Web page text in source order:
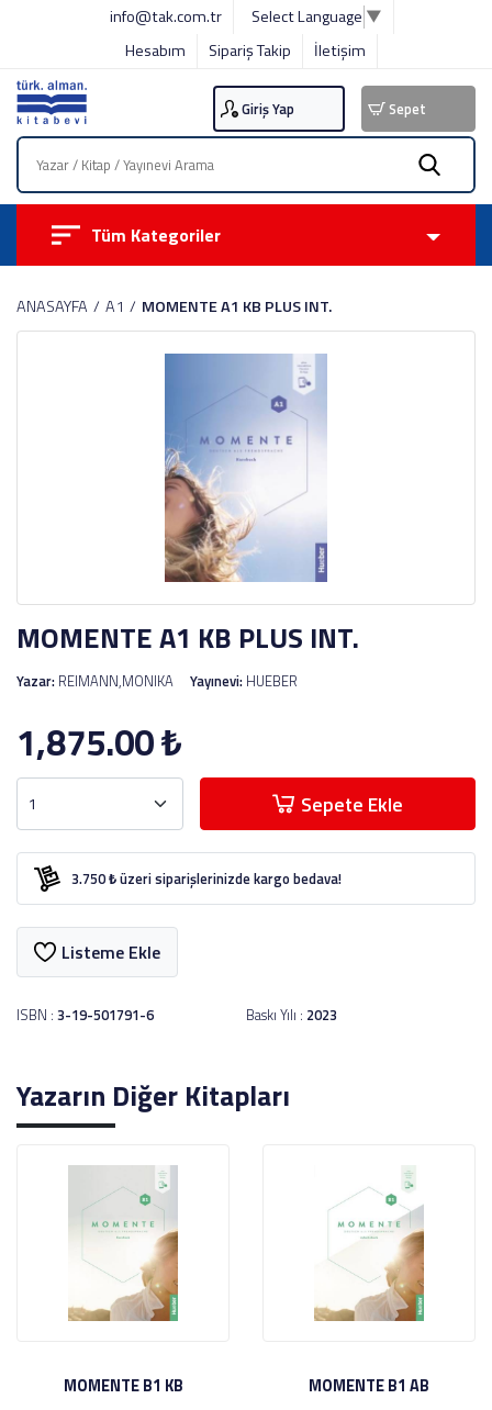
info@tak.com.tr Select Language ▼
Hesabım
Sipariş Takip İletişim
Giriş Yap Sepet
Tüm Kategoriler
ANASAYFA A1 MOMENTE A1 KB PLUS INT.
MOMENTE A1 KB PLUS INT.
Yazar: REIMANN,MONIKA Yayınevi: HUEBER
1,875.00₺
Sepete Ekle
3.750 ₺ üzeri siparişlerinizde kargo bedava!
Listeme Ekle
ISBN : 3-19-501791-6 Baskı Yılı : 2023
Yazarın Diğer Kitapları
MOMENTE B1 KB MOMENTE B1 AB